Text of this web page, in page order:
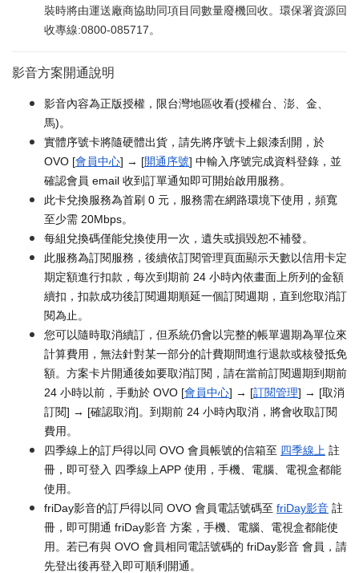
裝時將由運送廠商協助同項目同數量廢機回收。環保署資源回
收專線:0800-085717。
影音方案開通說明
影音內容為正版授權，限台灣地區收看(授權台、澎、金、
馬)。
實體序號卡將隨硬體出貨，請先將序號卡上銀漆刮開，於
OVO [會員中心] → [開通序號] 中輸入序號完成資料登錄，並
確認會員 email 收到訂單通知即可開始啟用服務。
此卡兌換服務為首刷 0 元，服務需在網路環境下使用，頻寬
至少需 20Mbps。
每組兌換碼僅能兌換使用一次，遺失或損毀恕不補發。
此服務為訂閱服務，後續依訂閱管理頁面顯示天數以信用卡定
期定額進行扣款，每次到期前 24 小時內依畫面上所列的金額
續扣，扣款成功後訂閱週期順延一個訂閱週期，直到您取消訂
閱為止。
您可以隨時取消續訂，但系統仍會以完整的帳單週期為單位來
計算費用，無法針對某一部分的計費期間進行退款或核發抵免
額。方案卡片開通後如要取消訂閱，請在當前訂閱週期到期前
24 小時以前，手動於 OVO [會員中心] → [訂閱管理] → [取消
訂閱] → [確認取消]。到期前 24 小時內取消，將會收取訂閱
費用。
四季線上的訂戶得以同 OVO 會員帳號的信箱至 四季線上 註
冊，即可登入 四季線上APP 使用，手機、電腦、電視盒都能
使用。
friDay影音的訂戶得以同 OVO 會員電話號碼至 friDay影音 註
冊，即可開通 friDay影音 方案，手機、電腦、電視盒都能使
用。若已有與 OVO 會員相同電話號碼的 friDay影音 會員，請
先登出後再登入即可順利開通。